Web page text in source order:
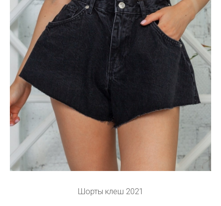
Шорты клеш 2021